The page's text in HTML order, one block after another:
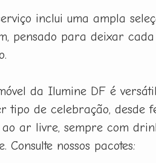
inclui uma ampla
pensado para deixar
da Ilumine DF é
tipo de celebração, desde
ao ar livre, sempre com
Consulte nossos pacotes: